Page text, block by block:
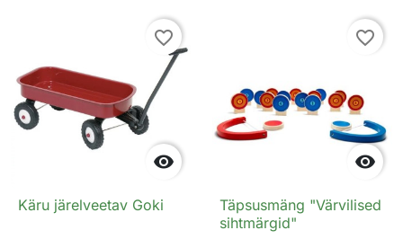

favorite_border
Käru järelveetav Goki

favorite_border
Täpsusmäng "Värvilised
sihtmärgid"